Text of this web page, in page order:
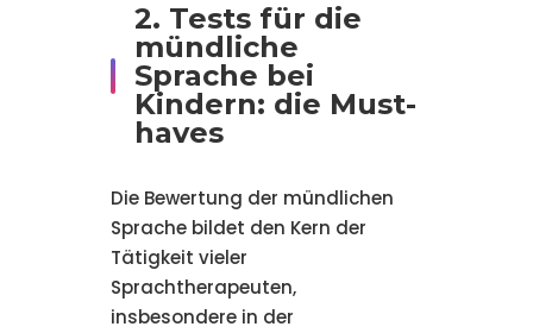
2. Tests für die
mündliche
Sprache bei
Kindern: die Must-
haves
Die Bewertung der mündlichen
Sprache bildet den Kern der
Tätigkeit vieler
Sprachtherapeuten,
insbesondere in der